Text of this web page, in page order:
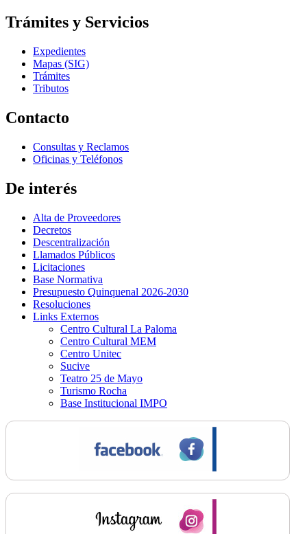
Trámites y Servicios
Expedientes
Mapas (SIG)
Trámites
Tributos
Contacto
Consultas y Reclamos
Oficinas y Teléfonos
De interés
Alta de Proveedores
Decretos
Descentralización
Llamados Públicos
Licitaciones
Base Normativa
Presupuesto Quinquenal 2026-2030
Resoluciones
Links Externos
Centro Cultural La Paloma
Centro Cultural MEM
Centro Unitec
Sucive
Teatro 25 de Mayo
Turismo Rocha
Base Institucional IMPO